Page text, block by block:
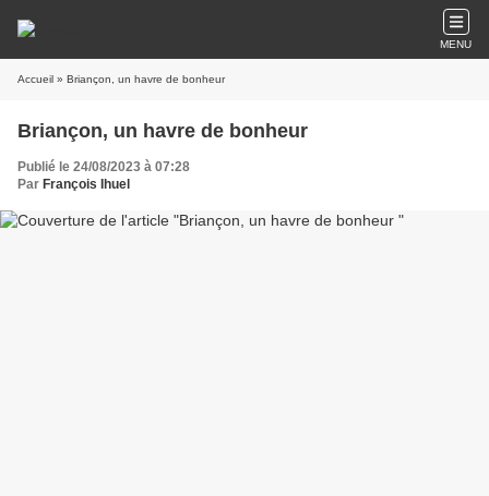
MENU
Accueil » Briançon, un havre de bonheur
Briançon, un havre de bonheur
Publié le 24/08/2023 à 07:28
Par François Ihuel